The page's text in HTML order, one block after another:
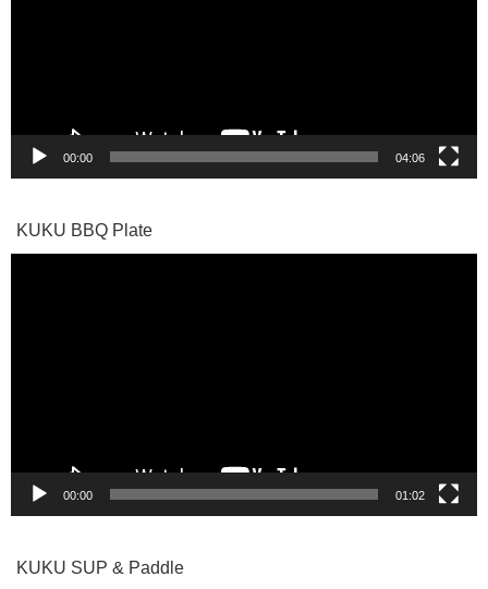
00:00 04:06
KUKU BBQ Plate
00:00 01:02
KUKU SUP & Paddle